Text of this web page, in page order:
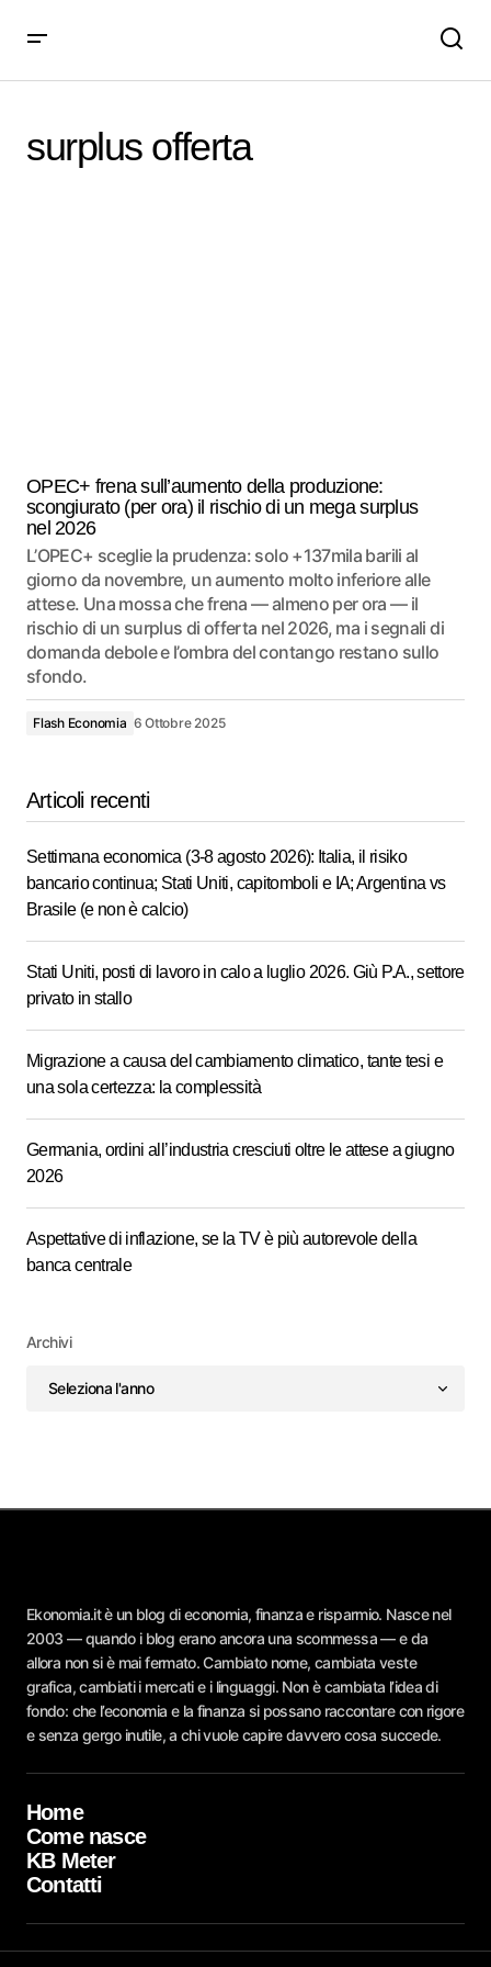
surplus offerta
OPEC+ frena sull’aumento della produzione:
scongiurato (per ora) il rischio di un mega surplus
nel 2026
L’OPEC+ sceglie la prudenza: solo +137mila barili al
giorno da novembre, un aumento molto inferiore alle
attese. Una mossa che frena — almeno per ora — il
rischio di un surplus di offerta nel 2026, ma i segnali di
domanda debole e l’ombra del contango restano sullo
sfondo.
Flash Economia 6 Ottobre 2025
Articoli recenti
Settimana economica (3-8 agosto 2026): Italia, il risiko
bancario continua; Stati Uniti, capitomboli e IA; Argentina vs
Brasile (e non è calcio)
Stati Uniti, posti di lavoro in calo a luglio 2026. Giù P.A., settore
privato in stallo
Migrazione a causa del cambiamento climatico, tante tesi e
una sola certezza: la complessità
Germania, ordini all’industria cresciuti oltre le attese a giugno
2026
Aspettative di inflazione, se la TV è più autorevole della
banca centrale
Archivi
Ekonomia.it è un blog di economia, finanza e risparmio. Nasce nel
2003 — quando i blog erano ancora una scommessa — e da
allora non si è mai fermato. Cambiato nome, cambiata veste
grafica, cambiati i mercati e i linguaggi. Non è cambiata l’idea di
fondo: che l’economia e la finanza si possano raccontare con rigore
e senza gergo inutile, a chi vuole capire davvero cosa succede.
Home
Come nasce
KB Meter
Contatti